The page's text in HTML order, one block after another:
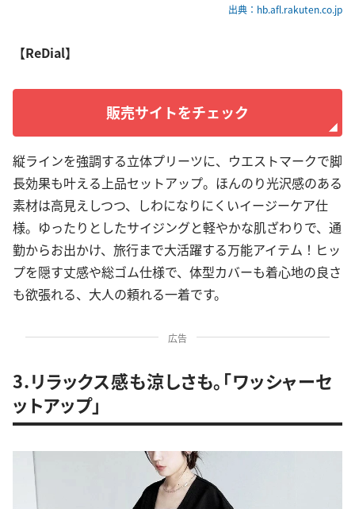
出典：hb.afl.rakuten.co.jp
【ReDial】
販売サイトをチェック
縦ラインを強調する立体プリーツに、ウエストマークで脚
長効果も叶える上品セットアップ。ほんのり光沢感のある
素材は高見えしつつ、しわになりにくいイージーケア仕
様。ゆったりとしたサイジングと軽やかな肌ざわりで、通
勤からお出かけ、旅行まで大活躍する万能アイテム！ヒッ
プを隠す丈感や総ゴム仕様で、体型カバーも着心地の良さ
も欲張れる、大人の頼れる一着です。
広告
3.リラックス感も涼しさも。「ワッシャーセ
ットアップ」